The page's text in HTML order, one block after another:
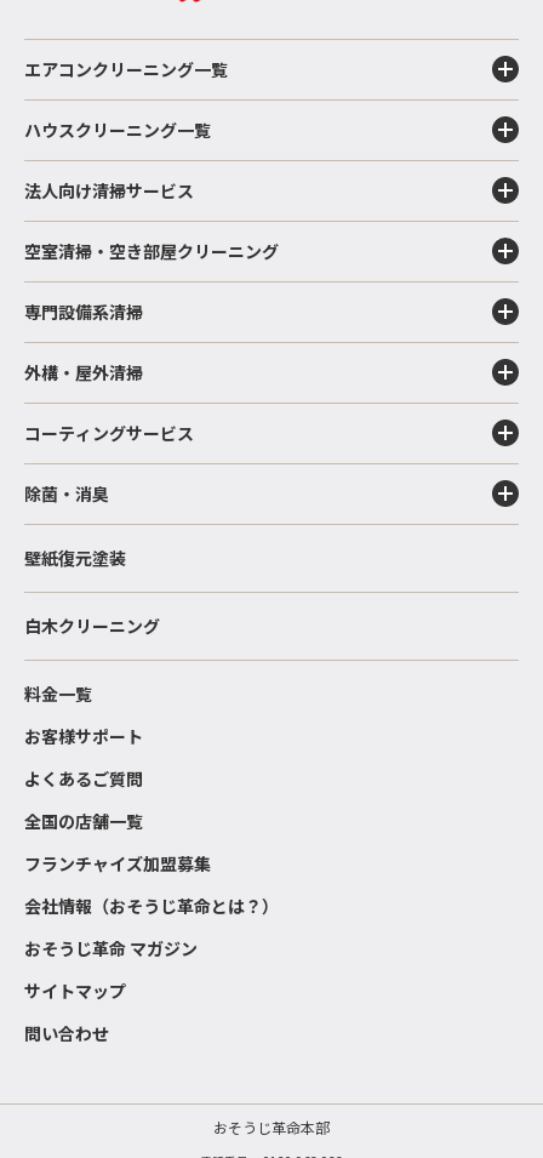
エアコンクリーニング一覧
ハウスクリーニング一覧
法人向け清掃サービス
空室清掃・空き部屋クリーニング
専門設備系清掃
外構・屋外清掃
コーティングサービス
除菌・消臭
壁紙復元塗装
白木クリーニング
料金一覧
お客様サポート
よくあるご質問
全国の店舗一覧
フランチャイズ加盟募集
会社情報（おそうじ革命とは？）
おそうじ革命 マガジン
サイトマップ
問い合わせ
おそうじ革命本部